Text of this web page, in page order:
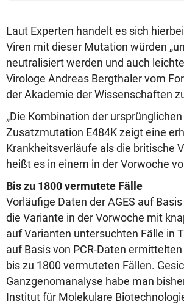
Laut Experten handelt es sich
Viren mit dieser Mutation würden
neutralisiert werden und auch
Virologe Andreas Bergthaler vom
der Akademie der Wissenschaften
„Die Kombination der
Zusatzmutation E484K zeigt eine
Krankheitsverläufe als die britische
heißt es in einem in der Vorwoche
Bis zu 1800 vermutete Fälle
Vorläufige Daten der AGES auf
die Variante in der Vorwoche mit
auf Varianten untersuchten Fälle in
auf Basis von PCR-Daten
bis zu 1800 vermuteten Fällen.
Ganzgenomanalyse habe man
Institut für Molekulare